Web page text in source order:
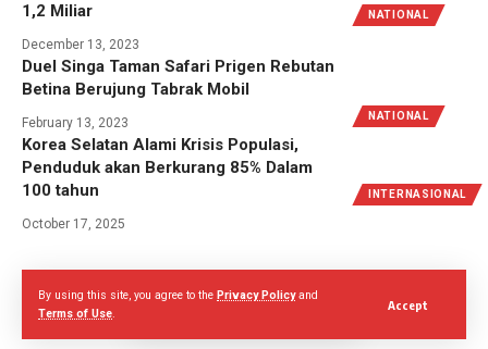
By using this site, you agree to the Privacy Policyand
Terms of Use.
Accept
NATIONAL
1,2 Miliar
December 13, 2023
NATIONAL
Duel Singa Taman Safari Prigen Rebutan
Betina Berujung Tabrak Mobil
February 13, 2023
INTERNASIONAL
Korea Selatan Alami Krisis Populasi,
Penduduk akan Berkurang 85% Dalam
100 tahun
October 17, 2025
© 2022 Nowbuzz.co.id. All Rights Reserved